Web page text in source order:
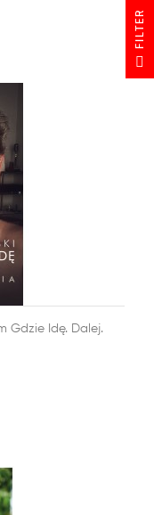
SZYBKI PODGLĄD
Gdzie Idę. Dalej.
R